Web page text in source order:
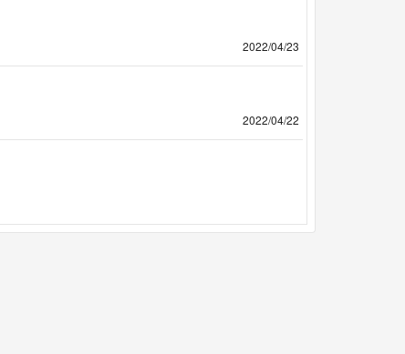
2022/04/23
2022/04/22